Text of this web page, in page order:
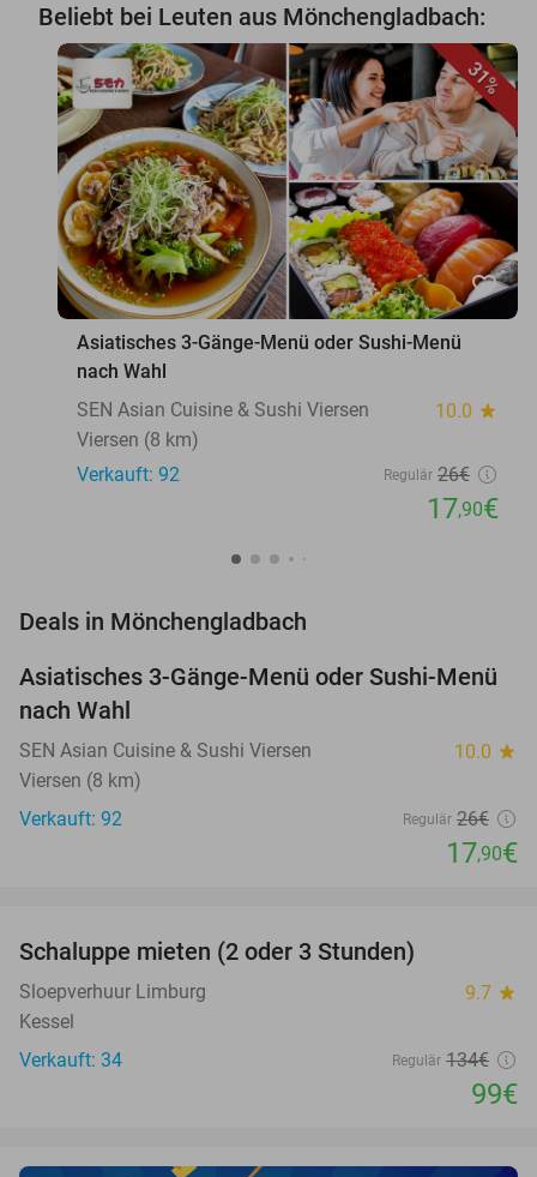
Beliebt bei Leuten aus Mönchengladbach:
31%
favorite_border
Asiatisches 3-Gänge-Menü oder Sushi-Menü
nach Wahl
SEN Asian Cuisine & Sushi Viersen
10.0 star
Viersen (8 km)
Verkauft: 92
Regulär 26€
17,90€
Deals in Mönchengladbach
31%
Asiatisches 3-Gänge-Menü oder Sushi-Menü
nach Wahl
SEN Asian Cuisine & Sushi Viersen 10.0 star
Viersen (8 km)
Verkauft: 92
Regulär 26€
17,90€
TODAY
Schaluppe mieten (2 oder 3 Stunden)
Sloepverhuur Limburg 9.7 star
Kessel
Verkauft: 34
Regulär 134€
99€